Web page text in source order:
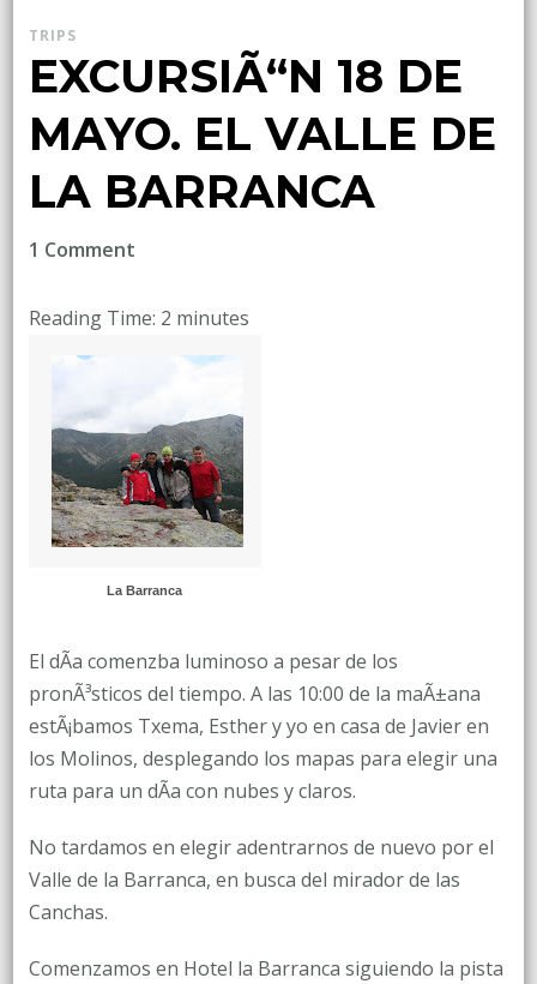
TRIPS
EXCURSIÃ“N 18 DE
MAYO. EL VALLE DE
LA BARRANCA
1 Commenton
18
VALLE
DE
LA
BARRANCA
Reading Time: 2 minutes
La Barranca
El dÃ­a comenzba luminoso a pesar de los
pronÃ³sticos del tiempo. A las 10:00 de la maÃ±ana
estÃ¡bamos Txema, Esther y yo en casa de Javier en
los Molinos, desplegando los mapas para elegir una
ruta para un dÃ­a con nubes y claros.
No tardamos en elegir adentrarnos de nuevo por el
Valle de la Barranca, en busca del mirador de las
Canchas.
Comenzamos en Hotel la Barranca siguiendo la pista